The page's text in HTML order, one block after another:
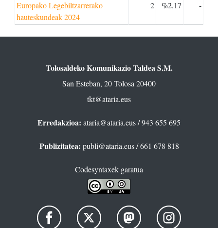
Europako Legebiltzarrerako
hauteskundeak 2024
2 %2,17 -
Tolosaldeko Komunikazio Taldea S.M.
San Esteban, 20 Tolosa 20400
tkt@ataria.eus
Erredakzioa: ataria@ataria.eus/ 943 655 695
Publizitatea: publi@ataria.eus/ 661 678 818
Codesyntaxek garatua